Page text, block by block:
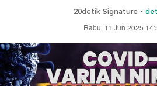
20detik Signature -
Rabu, 11 Jun 2025